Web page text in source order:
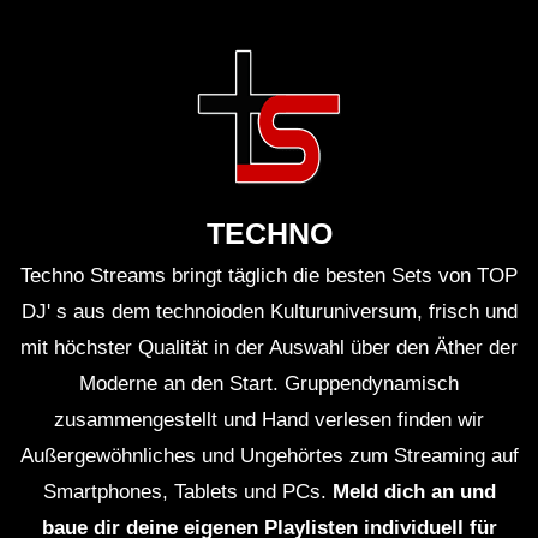
Gibt es spezifische Tracks auf dieser CD, die
besonders herausstechen?
„Unknown Possibility Vol. 2“ von Fumiya Tanaka ist
mehr als ein einfaches Album; es ist ein Manifest für
die Kunst der elektronischen Musik. Tanaka beweist,
dass echte Kreativität und technische Exzellenz Hand
in Hand gehen, und dass die Fähigkeit, Emotionen zu
TECHNO
Techno Streams bringt täglich die besten Sets von TOP
DJ' s aus dem technoioden Kulturuniversum, frisch und
mit höchster Qualität in der Auswahl über den Äther der
Moderne an den Start. Gruppendynamisch
zusammengestellt und Hand verlesen finden wir
Außergewöhnliches und Ungehörtes zum Streaming auf
Smartphones, Tablets und PCs. Meld dich an und
baue dir deine eigenen Playlisten individuell für